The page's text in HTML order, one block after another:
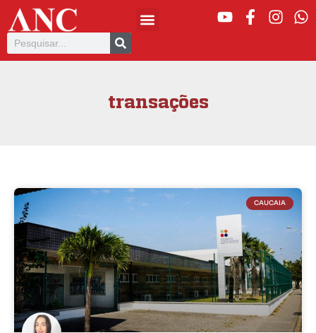
transações
CAUCAIA